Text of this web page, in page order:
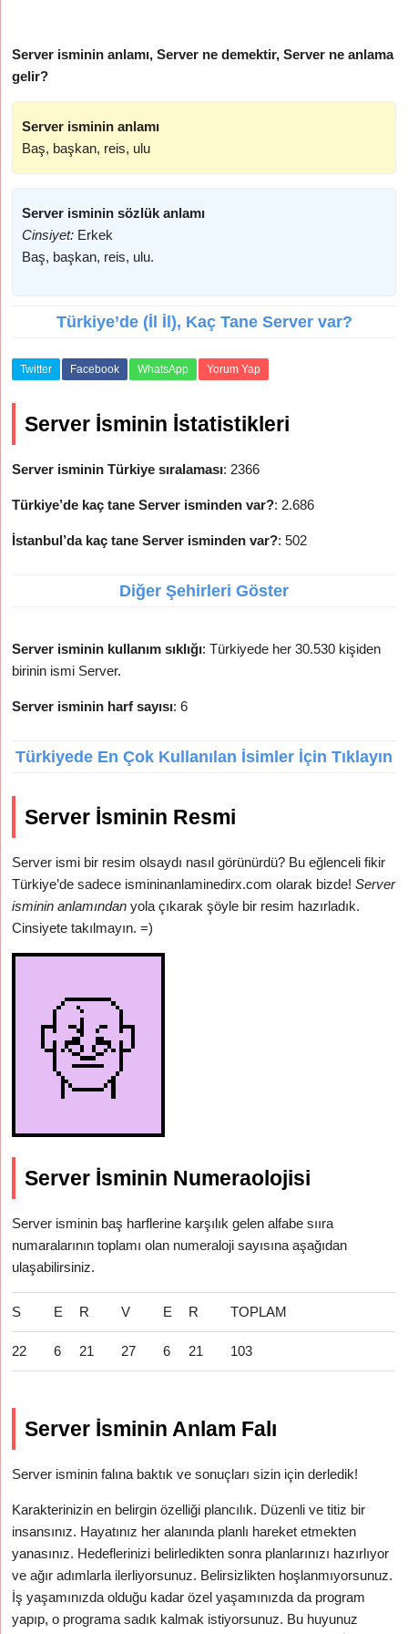
Server isminin anlamı, Server ne demektir, Server ne anlama
gelir?
Server isminin anlamı
Baş, başkan, reis, ulu
Server isminin sözlük anlamı
Cinsiyet: Erkek
Baş, başkan, reis, ulu.
Türkiye’de (İl İl), Kaç Tane Server var?
Twitter Facebook WhatsApp Yorum Yap
Server İsminin İstatistikleri
Server isminin Türkiye sıralaması: 2366
Türkiye’de kaç tane Server isminden var?: 2.686
İstanbul’da kaç tane Server isminden var?: 502
Diğer Şehirleri Göster
Server isminin kullanım sıklığı: Türkiyede her 30.530 kişiden
birinin ismi Server.
Server isminin harf sayısı: 6
Türkiyede En Çok Kullanılan İsimler İçin Tıklayın
Server İsminin Resmi
Server ismi bir resim olsaydı nasıl görünürdü? Bu eğlenceli fikir
Türkiye’de sadece ismininanlaminedirx.com olarak bizde!Server
isminin anlamından yola çıkarak şöyle bir resim hazırladık.
Cinsiyete takılmayın. =)
Server İsminin Numeraolojisi
Server isminin baş harflerine karşılık gelen alfabe sııra
numaralarının toplamı olan numeraloji sayısına aşağıdan
ulaşabilirsiniz.
S E R V E R TOPLAM
22 6 21 27 6 21 103
Server İsminin Anlam Falı
Server isminin falına baktık ve sonuçları sizin için derledik!
Karakterinizin en belirgin özelliği plancılık. Düzenli ve titiz bir
insansınız. Hayatınız her alanında planlı hareket etmekten
yanasınız. Hedeflerinizi belirledikten sonra planlarınızı hazırlıyor
ve ağır adımlarla ilerliyorsunuz. Belirsizlikten hoşlanmıyorsunuz.
İş yaşamınızda olduğu kadar özel yaşamınızda da program
yapıp, o programa sadık kalmak istiyorsunuz. Bu huyunuz